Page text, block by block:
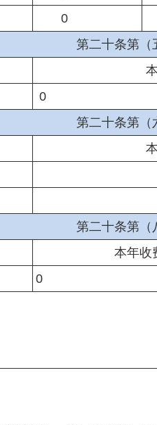
0
第二十条第（
0
第二十条第（
第二十条第（
本年收
0